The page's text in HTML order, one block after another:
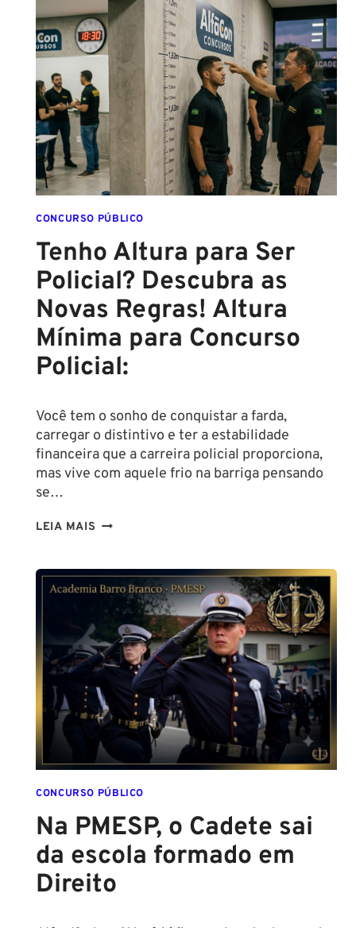
PMPE
2026:
ATÉ
FINAL
DESTE
ANO!
CONCURSO PÚBLICO
Tenho Altura para Ser
Policial? Descubra as
Novas Regras! Altura
Mínima para Concurso
Policial:
Você tem o sonho de conquistar a farda,
carregar o distintivo e ter a estabilidade
financeira que a carreira policial proporciona,
mas vive com aquele frio na barriga pensando
se…
LEIA MAIS TENHO
SER
POLICIAL?
DESCUBRA
AS
NOVAS
REGRAS!
ALTURA
MÍNIMA
PARA
CONCURSO
POLICIAL:
CONCURSO PÚBLICO
Na PMESP, o Cadete sai
da escola formado em
Direito